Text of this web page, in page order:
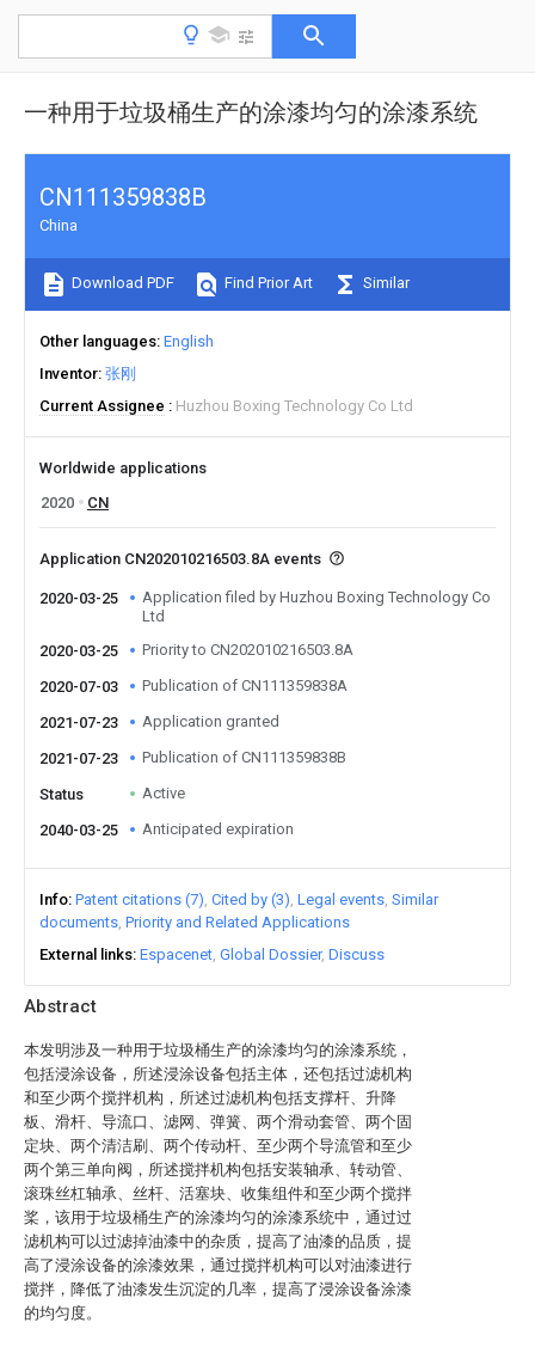
一种用于垃圾桶生产的涂漆均匀的涂漆系统
Abstract
本发明涉及一种用于垃圾桶生产的涂漆均匀的涂漆系统，
包括浸涂设备，所述浸涂设备包括主体，还包括过滤机构
和至少两个搅拌机构，所述过滤机构包括支撑杆、升降
板、滑杆、导流口、滤网、弹簧、两个滑动套管、两个固
定块、两个清洁刷、两个传动杆、至少两个导流管和至少
两个第三单向阀，所述搅拌机构包括安装轴承、转动管、
滚珠丝杠轴承、丝杆、活塞块、收集组件和至少两个搅拌
桨，该用于垃圾桶生产的涂漆均匀的涂漆系统中，通过过
滤机构可以过滤掉油漆中的杂质，提高了油漆的品质，提
高了浸涂设备的涂漆效果，通过搅拌机构可以对油漆进行
搅拌，降低了油漆发生沉淀的几率，提高了浸涂设备涂漆
的均匀度。
CN111359838B
China
Download PDF Find Prior Art Similar
Other languages English
Inventor 张刚
Current Assignee
Huzhou Boxing Technology Co Ltd
Worldwide applications
2020
CN
Application CN202010216503.8A events
2020-03-25
Application filed by Huzhou Boxing Technology Co
Ltd
2020-03-25
Priority to CN202010216503.8A
2020-07-03 Publication of CN111359838A
2021-07-23 Application granted
2021-07-23 Publication of CN111359838B
Status Active
2040-03-25 Anticipated expiration
Info Patent citations (7) Cited by (3) Legal events Similar
documents Priority and Related Applications
External links Espacenet Global Dossier Discuss